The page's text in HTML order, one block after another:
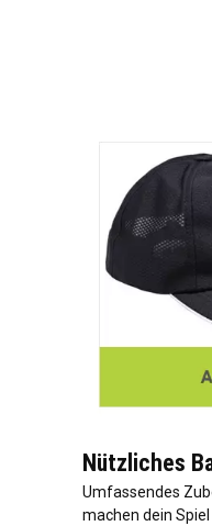
Nützliches
Umfassendes
machen dein